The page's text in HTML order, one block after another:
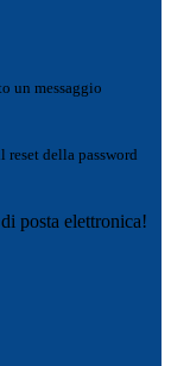
un messaggio
reset della password
posta elettronica!